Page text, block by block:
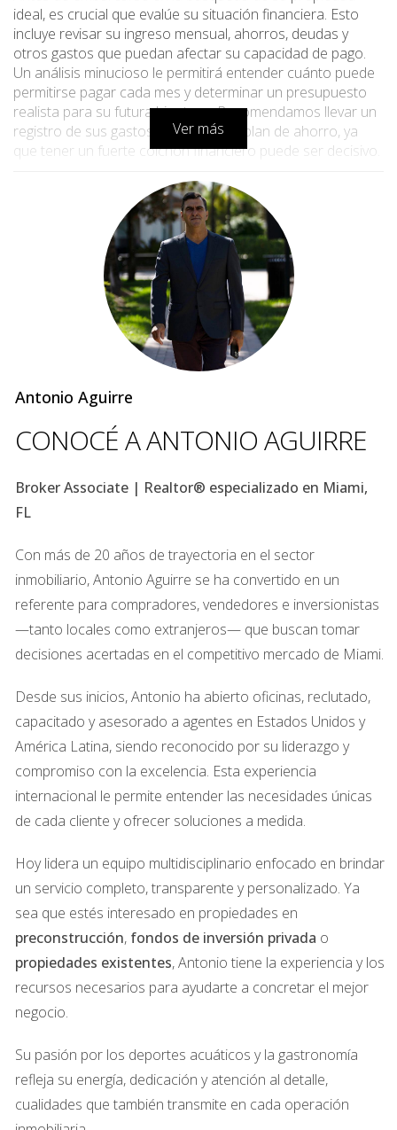
ideal, es crucial que evalúe su situación financiera. Esto
incluye revisar su ingreso mensual, ahorros, deudas y
otros gastos que puedan afectar su capacidad de pago.
Un análisis minucioso le permitirá entender cuánto puede
permitirse pagar cada mes y determinar un presupuesto
realista para su futura hipoteca. Recomendamos llevar un
registro de sus gastos y elaborar un plan de ahorro, ya
que tener un fuerte colchón financiero puede ser decisivo.
Presupuesto y costos adicionales
Al establecer su presupuesto, no olvide considerar los
costos adicionales asociados con la compra de una
propiedad, tales como:
Impuestos a la propiedad
Gastos de cierre
Seguro de propiedad
Cuotas de mantenimiento si compra en una
comunidad administrada
PASO 2: INVESTIGUE SUS
OPCIONES DE HIPOTECA
siguiente paso es investigar las diferentes opciones de
hipoteca disponibles. En Florida, las opciones pueden
hasta préstamos para veteranos y programas de
asistencia para compradores por primera vez. Entender
las características y requisitos de cada tipo de hipoteca le
permitirá identificar cuál se alinea mejor con sus
necesidades y objetivos.
Los tipos más comunes de hipotecas incluyen:
Hipotecas fijas:Con tasas de interés estables a lo
largo de la vida del préstamo.
Hipotecas ajustables: Tasas que pueden cambiar
en períodos específicos, normalmente más bajas al
principio.
Préstamos FHA:Diseñados para compradores con
menos recursos, ofrecen requisitos de pago inicial
Préstamos VA: Para veteranos y militares, a menudo
requieren poco o ningún pago inicial.
PASO 3: MEJORE SU PUNTAJE DE
CRÉDITO
El puntaje de crédito es un componente vital al solicitar
de interés que se le ofrecerán. Un puntaje de crédito más
alto puede ahorrarle miles de dólares durante la vida de su
préstamo. Por lo tanto, invertir tiempo en mejorar su
puntaje es fundamental.
Ver más
Antonio Aguirre
CONOCÉ A ANTONIO AGUIRRE
Broker Associate | Realtor® especializado en Miami,
FL
Con más de 20 años de trayectoria en el sector
inmobiliario, Antonio Aguirre se ha convertido en un
referente para compradores, vendedores e inversionistas
—tanto locales como extranjeros— que buscan tomar
decisiones acertadas en el competitivo mercado de Miami.
Desde sus inicios, Antonio ha abierto oficinas, reclutado,
capacitado y asesorado a agentes en Estados Unidos y
América Latina, siendo reconocido por su liderazgo y
compromiso con la excelencia. Esta experiencia
internacional le permite entender las necesidades únicas
de cada cliente y ofrecer soluciones a medida.
Hoy lidera un equipo multidisciplinario enfocado en brindar
un servicio completo, transparente y personalizado. Ya
sea que estés interesado en propiedades en
preconstrucción, fondos de inversión privada o
propiedades existentes, Antonio tiene la experiencia y los
recursos necesarios para ayudarte a concretar el mejor
negocio.
Su pasión por los deportes acuáticos y la gastronomía
refleja su energía, dedicación y atención al detalle,
cualidades que también transmite en cada operación